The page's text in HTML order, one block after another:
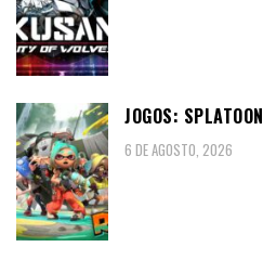
JOGOS:
6 DE AGOSTO, 2026